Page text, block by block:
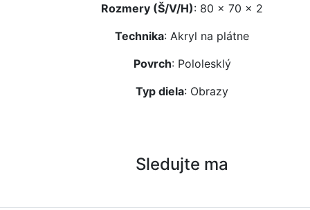
Rozmery (Š/V/H): 80 x 70 x 2
Technika: Akryl na plátne
Povrch: Pololesklý
Typ diela: Obrazy
Sledujte ma